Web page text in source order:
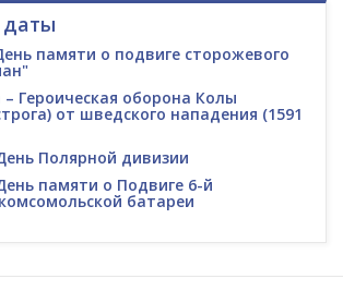
памяти о подвиге сторожевого
– Героическая оборона Колы
от шведского нападения (1591
Полярной дивизии
памяти о Подвиге 6-й
батареи